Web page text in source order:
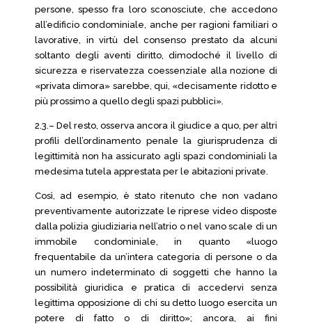
persone, spesso fra loro sconosciute, che accedono
all’edificio condominiale, anche per ragioni familiari o
lavorative, in virtù del consenso prestato da alcuni
soltanto degli aventi diritto, dimodoché il livello di
sicurezza e riservatezza coessenziale alla nozione di
«privata dimora» sarebbe, qui, «decisamente ridotto e
più prossimo a quello degli spazi pubblici».
2.3.– Del resto, osserva ancora il giudice a quo, per altri
profili dell’ordinamento penale la giurisprudenza di
legittimità non ha assicurato agli spazi condominiali la
medesima tutela apprestata per le abitazioni private.
Così, ad esempio, è stato ritenuto che non vadano
preventivamente autorizzate le riprese video disposte
dalla polizia giudiziaria nell’atrio o nel vano scale di un
immobile condominiale, in quanto «luogo
frequentabile da un’intera categoria di persone o da
un numero indeterminato di soggetti che hanno la
possibilità giuridica e pratica di accedervi senza
legittima opposizione di chi su detto luogo esercita un
potere di fatto o di diritto»; ancora, ai fini